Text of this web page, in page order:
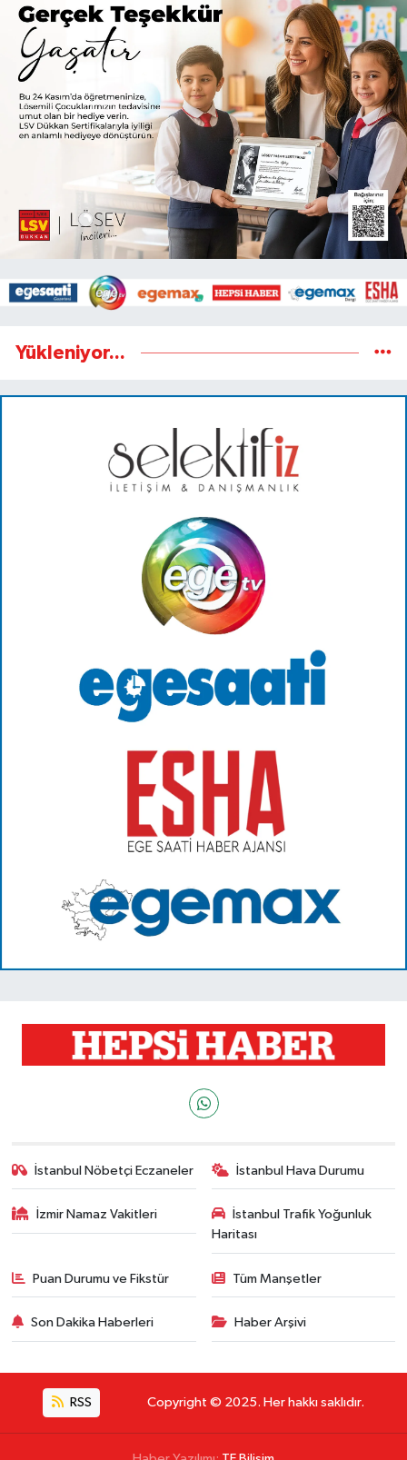
Yükleniyor...
İstanbul Nöbetçi Eczaneler İstanbul Hava Durumu
İzmir Namaz Vakitleri
İstanbul Trafik Yoğunluk
Haritası
Puan Durumu ve Fikstür Tüm Manşetler
Son Dakika Haberleri Haber Arşivi
RSS Copyright © 2025. Her hakkı saklıdır.